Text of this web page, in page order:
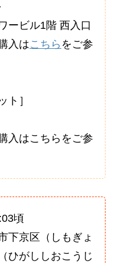
ービル1階 西入口
入はこちら をご参
ト］
入はこちらをご参
頃
下京区（しもぎょ
ひがししおこうじ